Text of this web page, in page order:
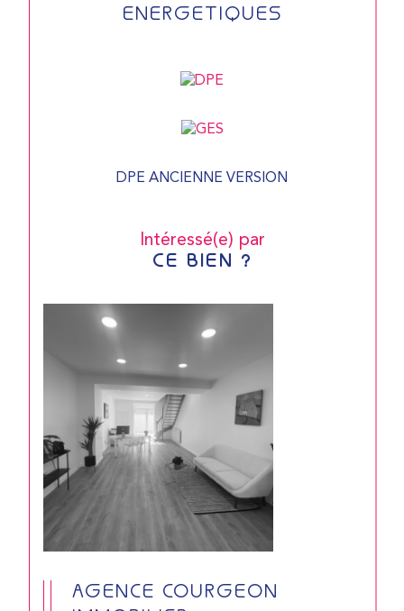
ENERGETIQUES
DPE ANCIENNE VERSION
Intéressé(e) par
CE BIEN ?
AGENCE COURGEON